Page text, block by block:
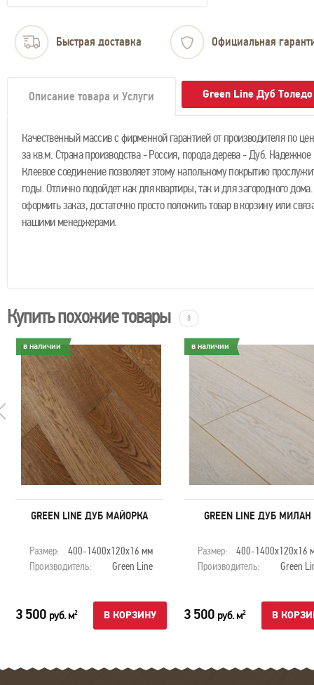
Быстрая доставка Официальная
Описание товара и Услуги Green Line Дуб
Качественный массив с фирменной гарантией от производителя по
за кв.м. Страна производства - Россия, порода дерева - Дуб. Надежное
Клеевое соединение позволяет этому напольному покрытию
годы. Отлично подойдет как для квартиры, так и для загородного
оформить заказ, достаточно просто положить товар в корзину или
нашими менеджерами.
Купить похожие товары 8
в наличии
GREEN LINE ДУБ МАЙОРКА
Размер:
400-1400х120х16 мм
Производитель:
Green Line
3 500 руб. м2 В КОРЗИНУ
в наличии
GREEN LINE ДУБ МИЛАН
Размер:
400-1400х120х16
Производитель:
Green
3 500 руб. м2 В